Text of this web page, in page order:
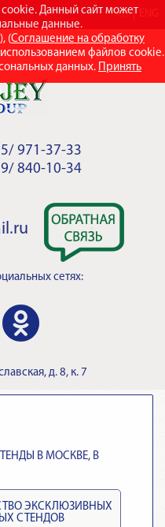
Данный сайт может
данные.
), (Соглашение на обработку
использованием файлов cookie.
данных. Принять
RUS
971-37-33
840-10-34
сетях:
д. 8, к. 7
В МОСКВЕ, В
ЭКСКЛЮЗИВНЫХ
СТЕНДОВ